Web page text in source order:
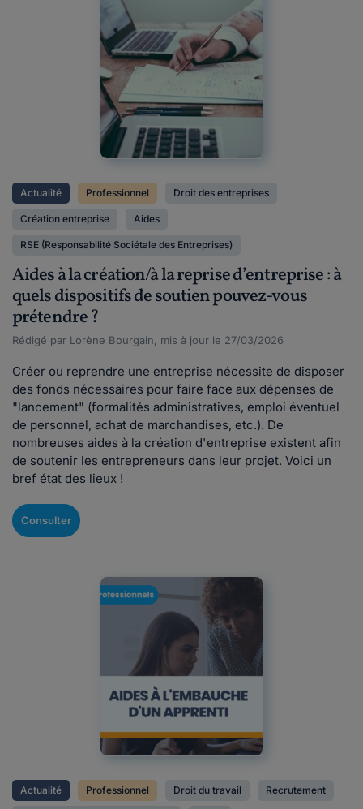
Actualité Professionnel Droit des entreprises
Création entreprise Aides
RSE (Responsabilité Sociétale des Entreprises)
Aides à la création/à la reprise d’entreprise : à
quels dispositifs de soutien pouvez-vous
prétendre ?
Rédigé par Lorène Bourgain, mis à jour le 27/03/2026
Créer ou reprendre une entreprise nécessite de disposer
des fonds nécessaires pour faire face aux dépenses de
"lancement" (formalités administratives, emploi éventuel
de personnel, achat de marchandises, etc.). De
nombreuses aides à la création d'entreprise existent afin
de soutenir les entrepreneurs dans leur projet. Voici un
bref état des lieux !
Consulter
Actualité Professionnel Droit du travail Recrutement